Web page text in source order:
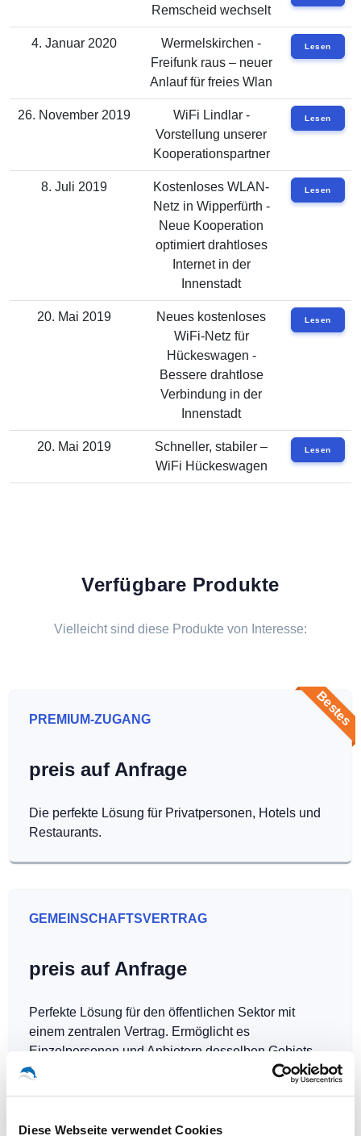
Diese Webseite verwendet Cookies
Remscheid wechselt
4. Januar 2020
Wermelskirchen -
Freifunk raus – neuer
Anlauf für freies Wlan
Lesen
26. November 2019
WiFi Lindlar -
Vorstellung unserer
Kooperationspartner
Lesen
8. Juli 2019
Kostenloses WLAN-
Netz in Wipperfürth -
Neue Kooperation
optimiert drahtloses
Internet in der
Innenstadt
Lesen
20. Mai 2019
Neues kostenloses
WiFi-Netz für
Hückeswagen -
Bessere drahtlose
Verbindung in der
Innenstadt
Lesen
20. Mai 2019
Schneller, stabiler –
WiFi Hückeswagen
Lesen
Verfügbare Produkte
Vielleicht sind diese Produkte von Interesse:
Bestes
PREMIUM-ZUGANG
preis auf Anfrage
Die perfekte Lösung für Privatpersonen, Hotels und
Restaurants.
GEMEINSCHAFTSVERTRAG
preis auf Anfrage
Perfekte Lösung für den öffentlichen Sektor mit
einem zentralen Vertrag. Ermöglicht es
Einzelpersonen und Anbietern desselben Gebiets,
Hotspots kostenlos zu betreiben.